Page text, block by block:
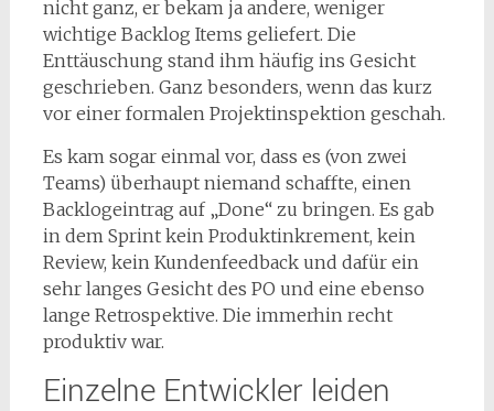
nicht ganz, er bekam ja andere, weniger
wichtige Backlog Items geliefert. Die
Enttäuschung stand ihm häufig ins Gesicht
geschrieben. Ganz besonders, wenn das kurz
vor einer formalen Projektinspektion geschah.
Es kam sogar einmal vor, dass es (von zwei
Teams) überhaupt niemand schaffte, einen
Backlogeintrag auf „Done“ zu bringen. Es gab
in dem Sprint kein Produktinkrement, kein
Review, kein Kundenfeedback und dafür ein
sehr langes Gesicht des PO und eine ebenso
lange Retrospektive. Die immerhin recht
produktiv war.
Einzelne Entwickler leiden